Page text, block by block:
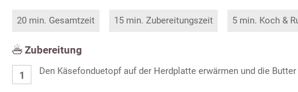
20 min. Gesamtzeit 15 min. Zubereitungszeit 5 min. Koch &
Zubereitung
Den Käsefonduetopf auf der Herdplatte erwärmen und die